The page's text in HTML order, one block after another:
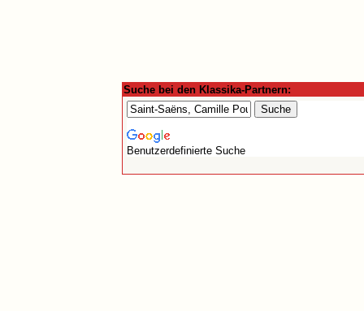
Suche bei den Klassika-Partnern:
Benutzerdefinierte Suche